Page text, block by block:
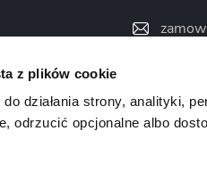
z plików cookie
działania strony, analityki,
odrzucić opcjonalne albo
Vertisso
Znajdź nas